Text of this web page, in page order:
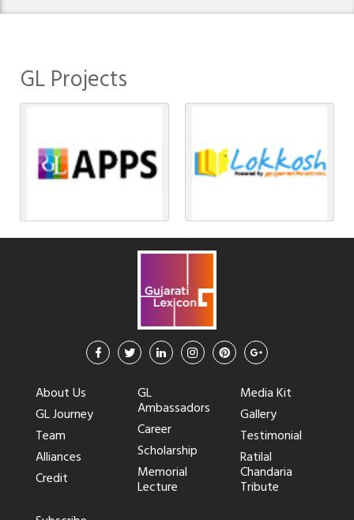
GL Projects
About Us
GL Journey
Team
Alliances
Credit
GL
Ambassadors
Career
Scholarship
Memorial
Lecture
Media Kit
Gallery
Testimonial
Ratilal
Chandaria
Tribute